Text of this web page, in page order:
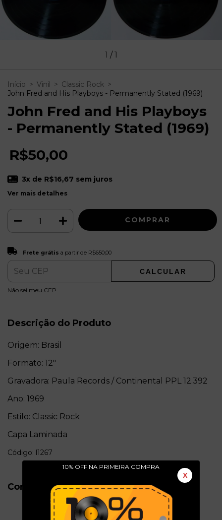
10% OFF NA PRIMEIRA COMPRA
X
1 /1
Início > Vinil > Classic Rock >
John Fred and His Playboys - Permanently Stated (1969)
John Fred and His Playboys
- Permanently Stated (1969)
R$50,00
3x de R$16,67 sem juros
Ver mais detalhes
Entregas para o CEP: ALTERAR CEP
Frete grátis a partir de R$650,00
CALCULAR
Não sei meu CEP
Descrição do Produto
Origem: Brasil
Formato: 12"
Gravadora: Paula Records / Continental PPL 12.392
Ano: 1969
Estilo: Classic Rock
Capa Laminada
Código: l1267
Conservação do Produto